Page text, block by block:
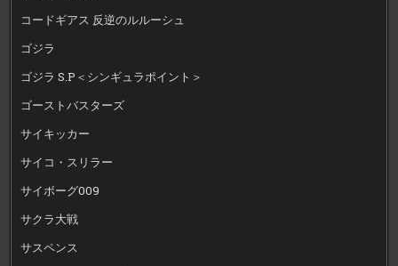
コードギアス 反逆のルルーシュ
ゴジラ
ゴジラ S.P＜シンギュラポイント＞
ゴーストバスターズ
サイキッカー
サイコ・スリラー
サイボーグ009
サクラ大戦
サスペンス